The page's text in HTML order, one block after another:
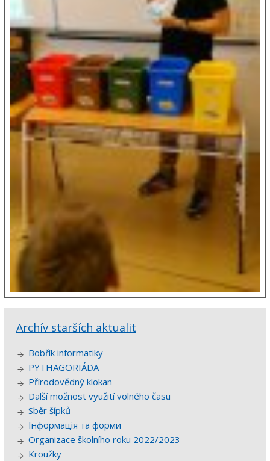
Archív starších aktualit
Bobřík informatiky
PYTHAGORIÁDA
Přírodovědný klokan
Další možnost využití volného času
Sběr šípků
Інформація та форми
Organizace školního roku 2022/2023
Kroužky